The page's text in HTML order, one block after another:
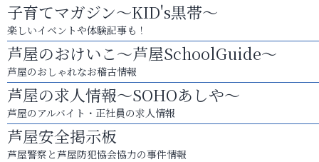
子育てマガジン～KID's黒帯～
楽しいイベントや体験記事も！
芦屋のおけいこ～芦屋SchoolGuide～
芦屋のおしゃれなお稽古情報
芦屋の求人情報～SOHOあしや～
芦屋のアルバイト・正社員の求人情報
芦屋安全掲示板
芦屋警察と芦屋防犯協会協力の事件情報